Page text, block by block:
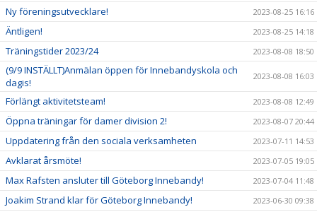
Ny föreningsutvecklare! 2023-08-25 16:16
Äntligen! 2023-08-25 14:18
Träningstider 2023/24 2023-08-08 18:50
(9/9 INSTÄLLT)Anmälan öppen för Innebandyskola och
dagis!
2023-08-08 16:03
Förlängt aktivitetsteam! 2023-08-08 12:49
Öppna träningar för damer division 2! 2023-08-07 20:44
Uppdatering från den sociala verksamheten 2023-07-11 14:53
Avklarat årsmöte! 2023-07-05 19:05
Max Rafsten ansluter till Göteborg Innebandy! 2023-07-04 11:48
Joakim Strand klar för Göteborg Innebandy! 2023-06-30 09:38